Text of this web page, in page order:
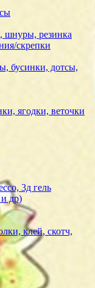
шнуры, резинка
скрепки
бусинки, дотсы,
ягодки, веточки
3д гель
др)
клей, скотч,